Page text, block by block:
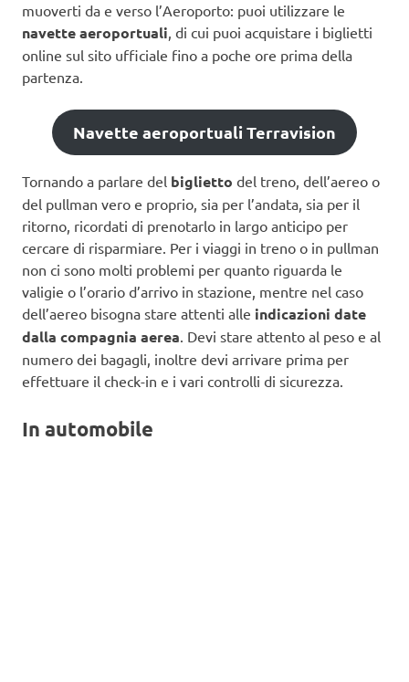
muoverti da e verso l’Aeroporto: puoi utilizzare le
navette aeroportuali, di cui puoi acquistare i biglietti
online sul sito ufficiale fino a poche ore prima della
partenza.
Navette aeroportuali Terravision
Tornando a parlare del biglietto del treno, dell’aereo o
del pullman vero e proprio, sia per l’andata, sia per il
ritorno, ricordati di prenotarlo in largo anticipo per
cercare di risparmiare. Per i viaggi in treno o in pullman
non ci sono molti problemi per quanto riguarda le
valigie o l’orario d’arrivo in stazione, mentre nel caso
dell’aereo bisogna stare attenti alle indicazioni date
dalla compagnia aerea . Devi stare attento al peso e al
numero dei bagagli, inoltre devi arrivare prima per
effettuare il check-in e i vari controlli di sicurezza.
In automobile